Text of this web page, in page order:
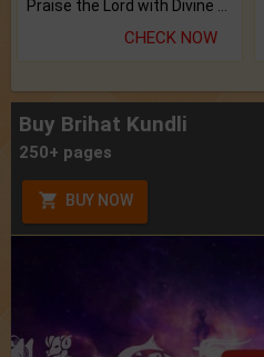
Praise the Lord with Divine Energies of Mala.
CHECK NOW
Buy Brihat Kundli
250+ pages
BUY NOW